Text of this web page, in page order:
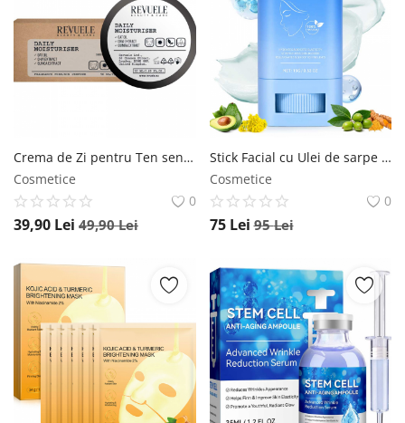
Crema de Zi pentru Ten sensibil cu Ulei de Ovaz, Chia si Germeni de Grau, Revuele, 50 ml REVUELE
Cosmetice
0
39,90 Lei 49,90Lei
Stick Facial cu Ulei de sarpe , Anti-Rid si Fermitate, 15 g NOVA KISS
Cosmetice
0
75 Lei 95Lei